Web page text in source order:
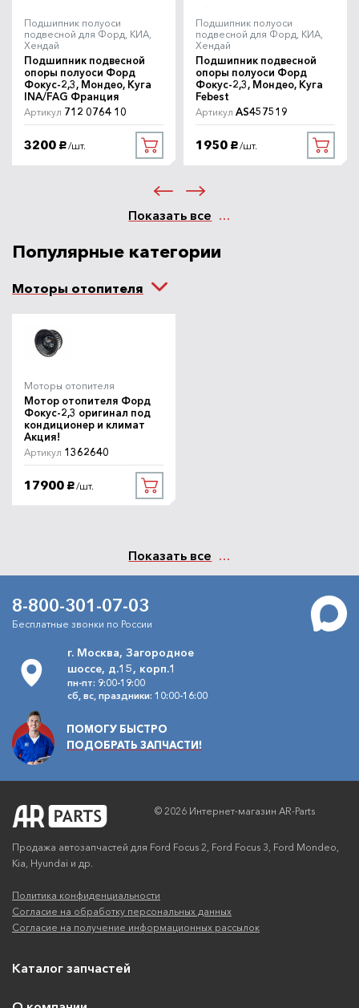
Подшипник полуоси
подвесной для Форд, КИА,
Хендай
Подшипник подвесной
опоры полуоси Форд
Фокус-2,3, Мондео, Куга
INA/FAG Франция
Артикул 712 0764 10
3200 руб. /шт.
Подшипник полуоси
подвесной для Форд, КИА,
Хендай
Подшипник подвесной
опоры полуоси Форд
Фокус-2,3, Мондео, Куга
Febest
Артикул AS457519
1950 руб. /шт.
Показать все
Популярные категории
Моторы отопителя
Моторы отопителя
Мотор отопителя Форд
Фокус-2,3 оригинал под
кондиционер и климат
Акция!
Артикул 1362640
17900 руб. /шт.
Показать все
8-800-301-07-03
Бесплатные звонки по России
г. Москва, Загородное
шоссе, д.15, корп.1
пн-пт: 9:00-19:00
сб, вс, праздники: 10:00-16:00
ПОМОГУ БЫСТРО
ПОДОБРАТЬ ЗАПЧАСТИ!
© 2026 Интернет-магазин AR-Parts
Продажа автозапчастей для Ford Focus 2, Ford Focus 3, Ford Mondeo,
Kia, Hyundai и др.
Политика конфиденциальности
Согласие на обработку персональных данных
Согласие на получение информационных рассылок
Каталог запчастей